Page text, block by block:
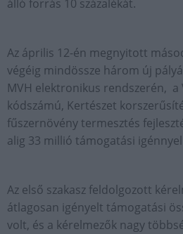
álló forrás 10 százalékát.
Az április 12-én megnyitott
végéig mindössze három új
MVH elektronikus rendszerén, a
kódszámú, Kertészet
fűszernövény termesztés
alig 33 millió támogatási
Az első szakasz feldolgozott
átlagosan igényelt támogatási
volt, és a kérelmezők nagy